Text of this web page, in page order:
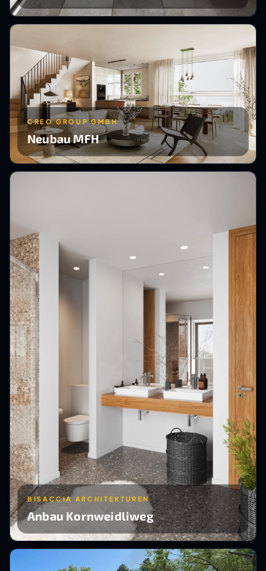
CREO GROUP GMBH
Neubau MFH
BISACCIA ARCHITEKTUREN
Anbau Kornweidliweg